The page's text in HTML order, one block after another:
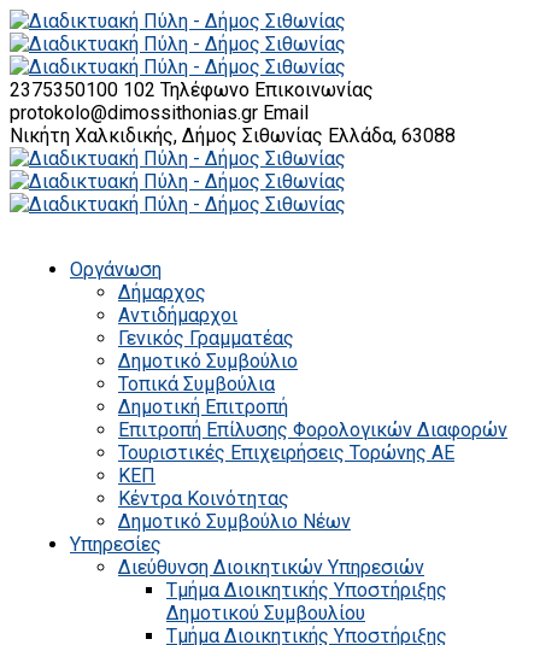
2375350100 102 Τηλέφωνο Επικοινωνίας
protokolo@dimossithonias.gr Email
Νικήτη Χαλκιδικής, Δήμος Σιθωνίας Ελλάδα, 63088
Οργάνωση
Δήμαρχος
Αντιδήμαρχοι
Γενικός Γραμματέας
Δημοτικό Συμβούλιο
Τοπικά Συμβούλια
Δημοτική Επιτροπή
Επιτροπή Επίλυσης Φορολογικών Διαφορών
Τουριστικές Επιχειρήσεις Τορώνης ΑΕ
ΚΕΠ
Κέντρα Κοινότητας
Δημοτικό Συμβούλιο Νέων
Υπηρεσίες
Διεύθυνση Διοικητικών Υπηρεσιών
Τμήμα Διοικητικής Υποστήριξης
Δημοτικού Συμβουλίου
Τμήμα Διοικητικής Υποστήριξης